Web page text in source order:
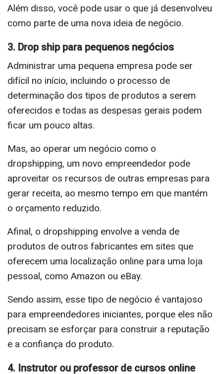
Além disso, você pode usar o que já desenvolveu
como parte de uma nova ideia de negócio.
3. Drop ship para pequenos negócios
Administrar uma pequena empresa pode ser
difícil no início, incluindo o processo de
determinação dos tipos de produtos a serem
oferecidos e todas as despesas gerais podem
ficar um pouco altas.
Mas, ao operar um negócio como o
dropshipping, um novo empreendedor pode
aproveitar os recursos de outras empresas para
gerar receita, ao mesmo tempo em que mantém
o orçamento reduzido.
Afinal, o dropshipping envolve a venda de
produtos de outros fabricantes em sites que
oferecem uma localização online para uma loja
pessoal, como Amazon ou eBay.
Sendo assim, esse tipo de negócio é vantajoso
para empreendedores iniciantes, porque eles não
precisam se esforçar para construir a reputação
e a confiança do produto.
4. Instrutor ou professor de cursos online